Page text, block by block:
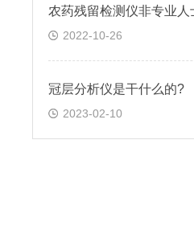
2022-10-26
冠层分析仪是干什么的?
2023-02-10